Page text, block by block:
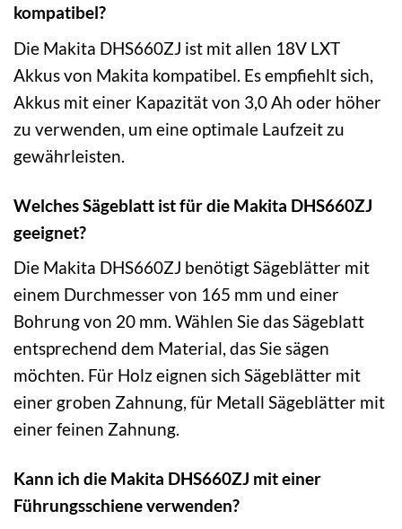
kompatibel?
Die Makita DHS660ZJ ist mit allen 18V LXT
Akkus von Makita kompatibel. Es empfiehlt sich,
Akkus mit einer Kapazität von 3,0 Ah oder höher
zu verwenden, um eine optimale Laufzeit zu
gewährleisten.
Welches Sägeblatt ist für die Makita DHS660ZJ
geeignet?
Die Makita DHS660ZJ benötigt Sägeblätter mit
einem Durchmesser von 165 mm und einer
Bohrung von 20 mm. Wählen Sie das Sägeblatt
entsprechend dem Material, das Sie sägen
möchten. Für Holz eignen sich Sägeblätter mit
einer groben Zahnung, für Metall Sägeblätter mit
einer feinen Zahnung.
Kann ich die Makita DHS660ZJ mit einer
Führungsschiene verwenden?